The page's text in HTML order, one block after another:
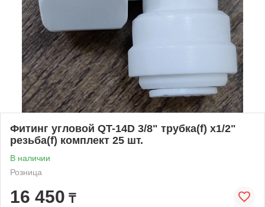
Фитинг угловой QT-14D 3/8" трубка(f) x1/2"
резьба(f) комплект 25 шт.
В наличии
Розница
16 450 ₸